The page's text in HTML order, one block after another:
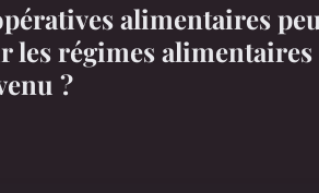
alimentaires
régimes alimentaires
?